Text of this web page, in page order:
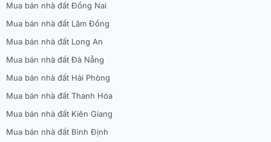
Mua bán nhà đất Đồng Nai
Mua bán nhà đất Lâm Đồng
Mua bán nhà đất Long An
Mua bán nhà đất Đà Nẵng
Mua bán nhà đất Hải Phòng
Mua bán nhà đất Thanh Hóa
Mua bán nhà đất Kiên Giang
Mua bán nhà đất Bình Định